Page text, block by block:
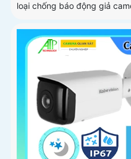
loại chống báo động giả